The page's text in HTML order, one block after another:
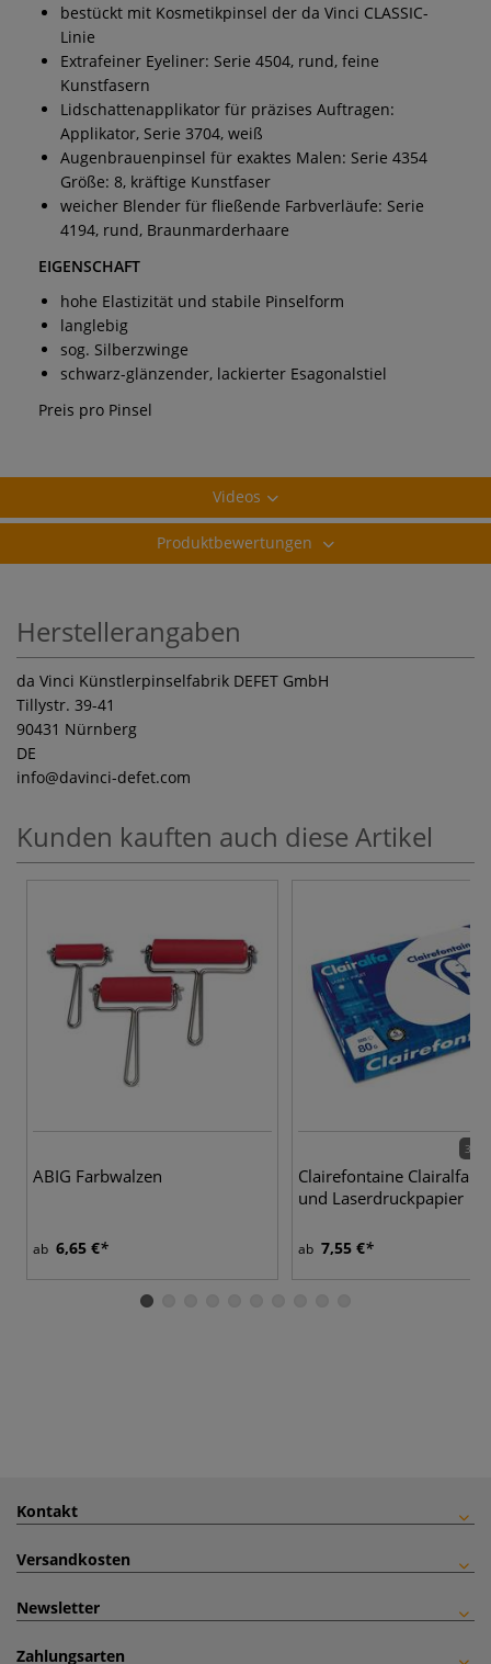
bestückt mit Kosmetikpinsel der da Vinci CLASSIC-
Linie
Extrafeiner Eyeliner: Serie 4504, rund, feine
Kunstfasern
Lidschattenapplikator für präzises Auftragen:
Applikator, Serie 3704, weiß
Augenbrauenpinsel für exaktes Malen: Serie 4354
Größe: 8, kräftige Kunstfaser
weicher Blender für fließende Farbverläufe: Serie
4194, rund, Braunmarderhaare
EIGENSCHAFT
hohe Elastizität und stabile Pinselform
langlebig
sog. Silberzwinge
schwarz-glänzender, lackierter Esagonalstiel
Preis pro Pinsel
Videos
Produktbewertungen
Herstellerangaben
da Vinci Künstlerpinselfabrik DEFET GmbH
Tillystr. 39-41
90431 Nürnberg
DE
info@davinci-defet.com
Kunden kauften auch diese Artikel
ABIG Farbwalzen
ab 6,65 €
3
Clairefontaine Clairalfa
und Laserdruckpapier
ab 7,55 €
Kontakt
Versandkosten
Newsletter
Zahlungsarten